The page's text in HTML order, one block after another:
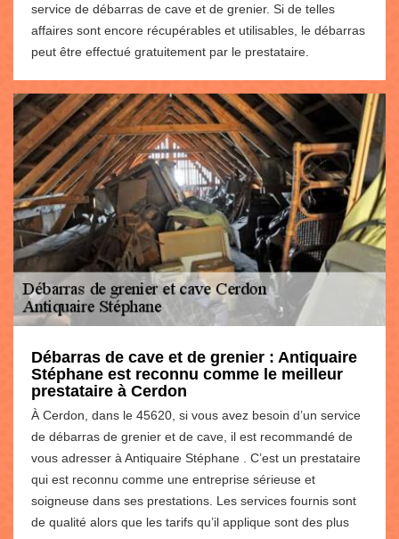
service de débarras de cave et de grenier. Si de telles
affaires sont encore récupérables et utilisables, le débarras
peut être effectué gratuitement par le prestataire.
Débarras de cave et de grenier : Antiquaire
Stéphane est reconnu comme le meilleur
prestataire à Cerdon
À Cerdon, dans le 45620, si vous avez besoin d’un service
de débarras de grenier et de cave, il est recommandé de
vous adresser à Antiquaire Stéphane . C’est un prestataire
qui est reconnu comme une entreprise sérieuse et
soigneuse dans ses prestations. Les services fournis sont
de qualité alors que les tarifs qu’il applique sont des plus